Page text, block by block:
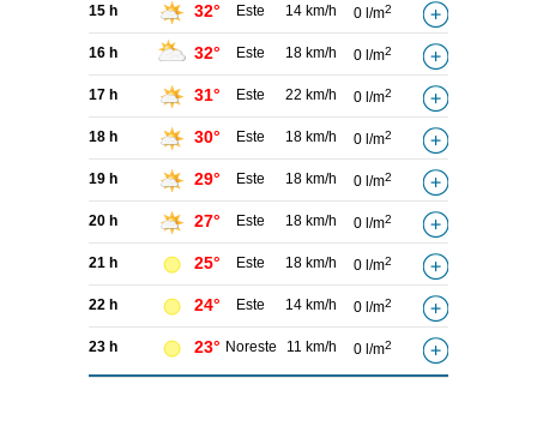
15 h 32° Este 14 km/h 0 l/m2
16 h 32° Este 18 km/h 0 l/m2
17 h 31° Este 22 km/h 0 l/m2
18 h 30° Este 18 km/h 0 l/m2
19 h 29° Este 18 km/h 0 l/m2
20 h 27° Este 18 km/h 0 l/m2
21 h 25° Este 18 km/h 0 l/m2
22 h 24° Este 14 km/h 0 l/m2
23 h 23° Noreste 11 km/h 0 l/m2